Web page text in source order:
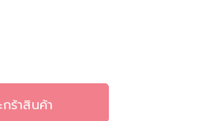
ร้าสินค้า